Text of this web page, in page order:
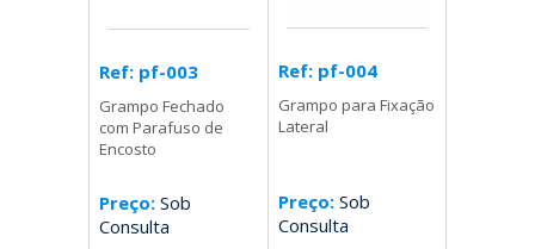
Ref: pf-003
Grampo Fechado
com Parafuso de
Encosto
Preço: Sob
Consulta
Ref: pf-004
Grampo para Fixação
Lateral
Preço:Sob
Consulta